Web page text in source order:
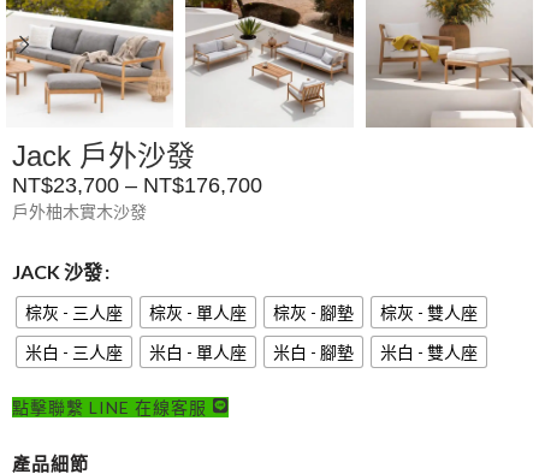
Jack 戶外沙發
NT$23,700 – NT$176,700
戶外柚木實木沙發
JACK 沙發
棕灰 - 三人座 棕灰 - 單人座 棕灰 - 腳墊
棕灰 - 雙人座
米白 - 三人座
米白 - 單人座 米白 - 腳墊 米白 - 雙人座
點擊聯繫 LINE 在線客服
產品細節